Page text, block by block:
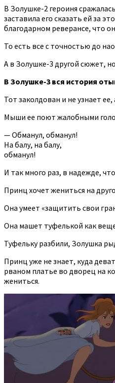
В Золушке-2 героиня
заставила его сказать ей за
благодарном реверансе, что
То есть все с точностью до
А в Золушке-3 другой сюжет,
В Золушке-3 вся история
Тот заколдован и не узнает
Мыши ее поют жалобными
— Обманул, обманул!
На балу, на балу,
обманул!
И так много раз, в надежде,
Принц хочет жениться на
Она умеет «защитить свои
Она машет туфелькой как
Туфельку разбили, Золушка
Принц уже не знает, куда
рваном платье во дворец на
жениться.